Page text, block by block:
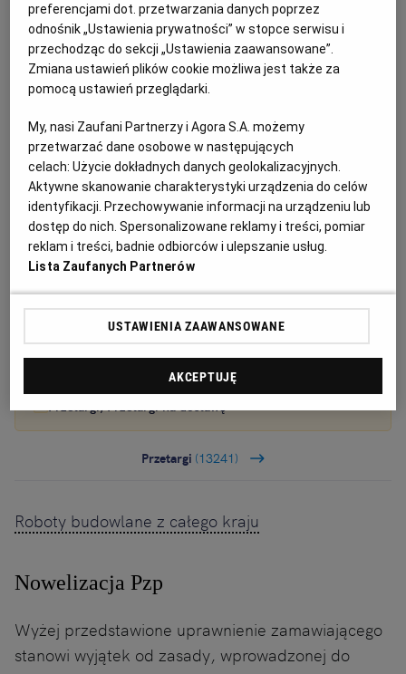
Ogłoszenia z kategorii Przetargi
Spółdzielnia Mieszkaniowa WOLA Administracja
Osiedla Bemowo IV ogłasza przetarg na wymianę
dźwigów
WARSZAWA, Mazowieckie
Przetargi, Przetargi na dostawę
Przetargi (13241)
Roboty budowlane z całego kraju
Nowelizacja Pzp
Wyżej przedstawione uprawnienie zamawiającego
stanowi wyjątek od zasady, wprowadzonej do
preferencjami dot. przetwarzania danych poprzez
odnośnik „Ustawienia prywatności” w stopce serwisu i
przechodząc do sekcji „Ustawienia zaawansowane”.
Zmiana ustawień plików cookie możliwa jest także za
pomocą ustawień przeglądarki.
My, nasi Zaufani Partnerzy i Agora S.A. możemy
przetwarzać dane osobowe w następujących
celach:Użycie dokładnych danych geolokalizacyjnych.
Aktywne skanowanie charakterystyki urządzenia do celów
identyfikacji. Przechowywanie informacji na urządzeniu lub
dostęp do nich. Spersonalizowane reklamy i treści, pomiar
reklam i treści, badnie odbiorców i ulepszanie usług.
Lista Zaufanych Partnerów
USTAWIENIA ZAAWANSOWANE
AKCEPTUJĘ